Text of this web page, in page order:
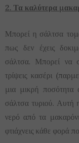
2. Τα καλύτερα
Μπορεί η σάλτσα
πως δεν έχεις
σάλτσα. Μπορεί να
τρίψεις κασέρι
μια μικρή ποσότητα
σάλτσα τυριού. Αυτή
νερό από τα
φτιάχνεις κάθε φορά